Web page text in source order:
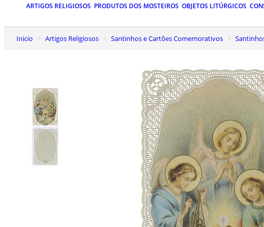
ARTIGOS RELIGIOSOS PRODUTOS DOS MOSTEIROS OBJETOS LITÚRGICOS
Inicio Artigos Religiosos Santinhos e Cartões Comemorativos